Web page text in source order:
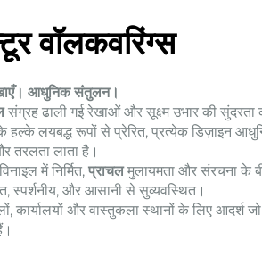
वॉलकवरिंग्स
आधुनिक संतुलन।
संग्रह ढाली गई रेखाओं और सूक्ष्म उभार की सुंदरता
लयबद्ध रूपों से प्रेरित, प्रत्येक डिज़ाइन
तरलता लाता है।
में निर्मित, प्राचलमुलायमता और संरचना के
स्पर्शनीय, और आसानी से सुव्यवस्थित।
कार्यालयों और वास्तुकला स्थानों के लिए आदर्श